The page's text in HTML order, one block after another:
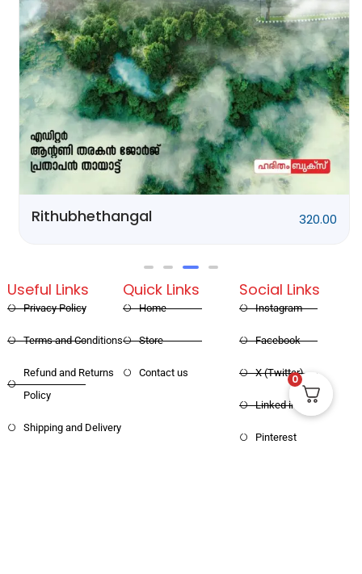
Rithubhethangal 320.00
Quick Links
Home
Store
Contact us
Useful Links
Privacy Policy
Terms and Conditions
Refund and Returns
Policy
Shipping and Delivery
Social Links
Instagram
Facebook
X (Twitter)
Linked in
Pinterest
0